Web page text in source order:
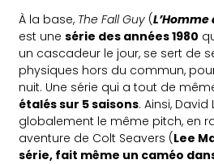
À la base, The Fall Guy (
est unesérie des années 1980
un cascadeur le jour, se sert de
physiques hors du commun,
nuit. Une série qui a tout de
étalés sur 5 saisons. Ainsi,
globalement le même pitch, en
aventure de Colt Seavers (Lee
série, fait même un caméo